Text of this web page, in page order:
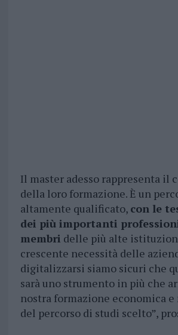
Il master adesso rappresenta il
della loro formazione. È un
altamente qualificato, con le
dei più importanti
membri delle più alte
crescente necessità delle
digitalizzarsi siamo sicuri che
sarà uno strumento in più che
nostra formazione economica
del percorso di studi scelto”,